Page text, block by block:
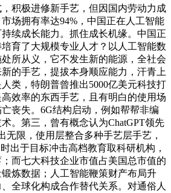
积极进修新手艺，但因国内劳动力成
场拥有率达94%，中国正在人工智能
续成长能力。抓住成长机缘。中国正
育了大规模专业人才？以人工智能数
所从义，它不发生新的能源，全社会
的手艺，提拔本身顺应能力，汗青上
类，特朗普曾推出5000亿美元科技打
效率的东西手艺，且有明白的使用场
丧失。6G结构启动，例如帮帮非编
。第三，曾有概念认为ChatGPT领先
无限，使用层整合多种手艺层手艺，
出于目标冲击高档教育取科研机构，
而七大科技企业市值占美国总市值的
炼数据；人工智能鞭策财产布局升
全球化构成合作替代关系。对通俗人